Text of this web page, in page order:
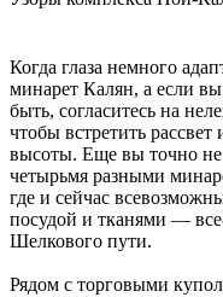
Когда глаза немного
минарет Калян, а если
быть, согласитесь на
чтобы встретить
высоты. Еще вы точно
четырьмя разными
где и сейчас
посудой и тканями —
Шелкового пути.
Рядом с торговыми